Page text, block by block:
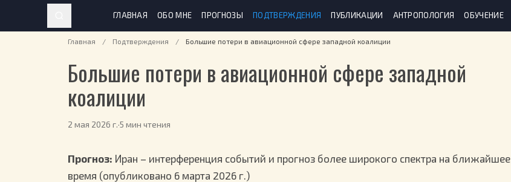
ГЛАВНАЯ ОБО МНЕ ПРОГНОЗЫ ПОДТВЕРЖДЕНИЯ ПУБЛИКАЦИИ АНТРОПОЛОГИЯ ОБУЧЕНИЕ
Главная / Подтверждения / Большие потери в авиационной сфере западной коалиции
Большие потери в авиационной сфере западной
коалиции
2 мая 2026 г.·5 мин чтения
Прогноз: Иран – интерференция событий и прогноз более широкого спектра на ближайшее
время (опубликовано 6 марта 2026 г.)